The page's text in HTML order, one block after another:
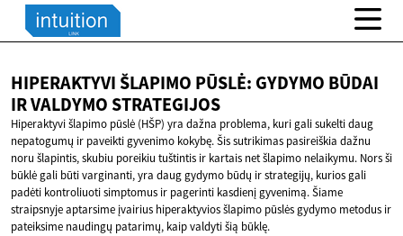
HIPERAKTYVI ŠLAPIMO PŪSLĖ: GYDYMO BŪDAI
IRVALDYMO STRATEGIJOS
Hiperaktyvi šlapimo pūslė (HŠP) yra dažna problema, kuri gali sukelti daug
nepatogumų ir paveikti gyvenimo kokybę. Šis sutrikimas pasireiškia dažnu
noru šlapintis, skubiu poreikiu tuštintis ir kartais net šlapimo nelaikymu. Nors ši
būklė gali būti varginanti, yra daug gydymo būdų ir strategijų, kurios gali
padėti kontroliuoti simptomus ir pagerinti kasdienį gyvenimą. Šiame
straipsnyje aptarsime įvairius hiperaktyvios šlapimo pūslės gydymo metodus ir
pateiksime naudingų patarimų, kaip valdyti šią būklę.